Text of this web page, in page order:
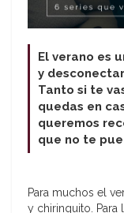
El verano es
y
Tanto si te
quedas en
queremos
que no te
Para muchos el
y chirinquito. Para